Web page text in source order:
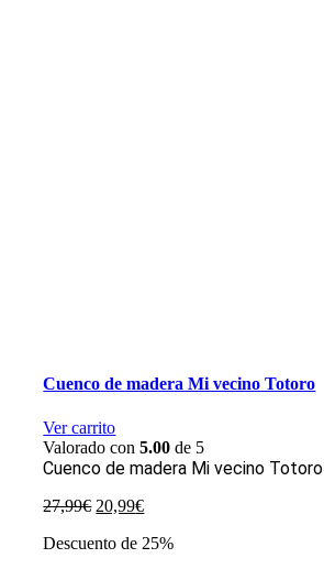
Cuenco de madera Mi vecino Totoro
Ver carrito
Valorado con5.00 de 5
Cuenco de madera Mi vecino Totoro
27,99€ El
original
20,99€El
actual
Descuento de 25%